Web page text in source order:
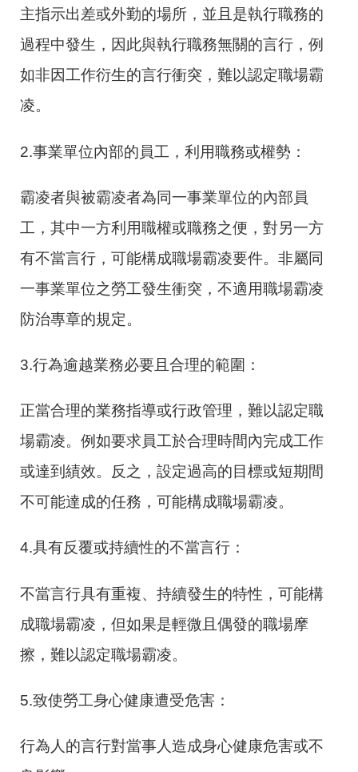
主指示出差或外勤的場所，並且是執行職務的
過程中發生，因此與執行職務無關的言行，例
如非因工作衍生的言行衝突，難以認定職場霸
凌。
2.事業單位內部的員工，利用職務或權勢：
霸凌者與被霸凌者為同一事業單位的內部員
工，其中一方利用職權或職務之便，對另一方
有不當言行，可能構成職場霸凌要件。非屬同
一事業單位之勞工發生衝突，不適用職場霸凌
防治專章的規定。
3.行為逾越業務必要且合理的範圍：
正當合理的業務指導或行政管理，難以認定職
場霸凌。例如要求員工於合理時間內完成工作
或達到績效。反之，設定過高的目標或短期間
不可能達成的任務，可能構成職場霸凌。
4.具有反覆或持續性的不當言行：
不當言行具有重複、持續發生的特性，可能構
成職場霸凌，但如果是輕微且偶發的職場摩
擦，難以認定職場霸凌。
5.致使勞工身心健康遭受危害：
行為人的言行對當事人造成身心健康危害或不